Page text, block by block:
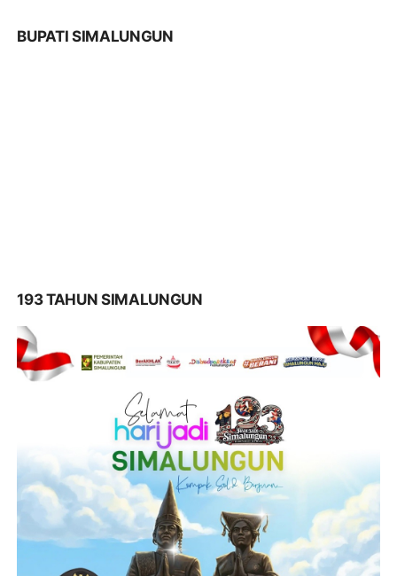
BUPATI SIMALUNGUN
193 TAHUN SIMALUNGUN